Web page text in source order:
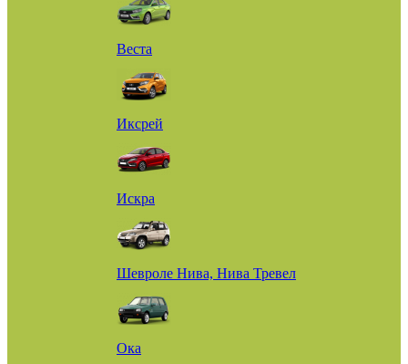
Веста
Иксрей
Искра
Шевроле Нива, Нива Тревел
Ока